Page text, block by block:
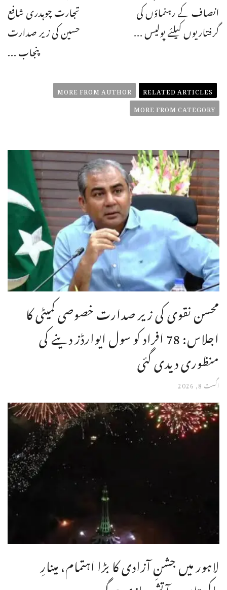
تجارت چوہدری شافع
حسین کی زیر صدارت
پنجاب ...
انصاف کے رہنماؤں کی
گرفتاریوں کیلئے پولیس ...
RELATED ARTICLES
MORE FROM AUTHOR
MORE FROM CATEGORY
محسن نقوی کی زیر صدارت خصوصی کمیٹی کا
اجلاس: 78 افراد کو سول ایوارڈز دینے کی
منظوری دیدی گئی
اگست 8, 2026
لاہور میں جشنِ آزادی کا بڑا اہتمام، مینارِ